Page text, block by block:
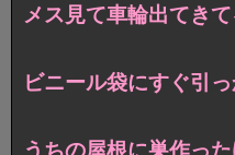
メス見て車輪出てき
ビニール袋にすぐ引
うちの屋根に巣作っ